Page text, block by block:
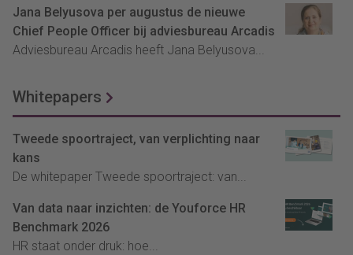
Jana Belyusova per augustus de nieuwe
Chief People Officer bij adviesbureau Arcadis
Adviesbureau Arcadis heeft Jana Belyusova...
Whitepapers
Tweede spoortraject, van verplichting naar
kans
De whitepaper Tweede spoortraject: van...
Van data naar inzichten: de Youforce HR
Benchmark 2026
HR staat onder druk: hoe...